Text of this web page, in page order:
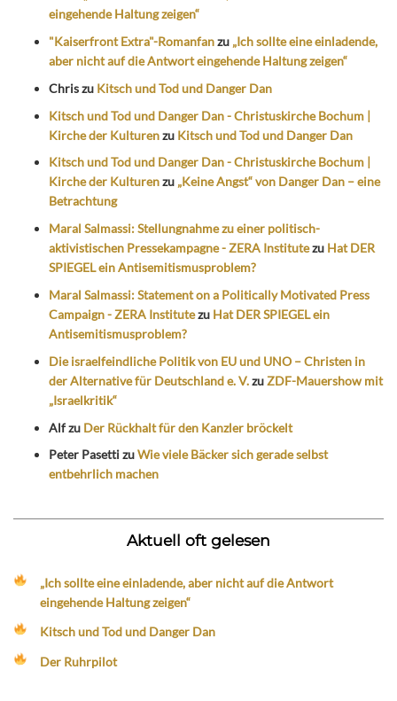
eingehende Haltung zeigen“
"Kaiserfront Extra"-Romanfanzu „Ich sollte eine einladende,
aber nicht auf die Antwort eingehende Haltung zeigen“
Chriszu Kitsch und Tod und Danger Dan
Kitsch und Tod und Danger Dan - Christuskirche Bochum |
Kirche der Kulturenzu Kitsch und Tod und Danger Dan
Kitsch und Tod und Danger Dan - Christuskirche Bochum |
Kirche der Kulturenzu „Keine Angst“ von Danger Dan – eine
Betrachtung
Maral Salmassi: Stellungnahme zu einer politisch-
aktivistischen Pressekampagne - ZERA Institutezu Hat DER
SPIEGEL ein Antisemitismusproblem?
Maral Salmassi: Statement on a Politically Motivated Press
Campaign - ZERA Institutezu Hat DER SPIEGEL ein
Antisemitismusproblem?
Die israelfeindliche Politik von EU und UNO – Christen in
der Alternative für Deutschland e. V.zuZDF-Mauershow mit
„Israelkritik“
Alfzu Der Rückhalt für den Kanzler bröckelt
Peter PasettizuWie viele Bäcker sich gerade selbst
entbehrlich machen
Aktuell oft gelesen
„Ich sollte eine einladende, aber nicht auf die Antwort
eingehende Haltung zeigen“
Kitsch und Tod und Danger Dan
Der Ruhrpilot